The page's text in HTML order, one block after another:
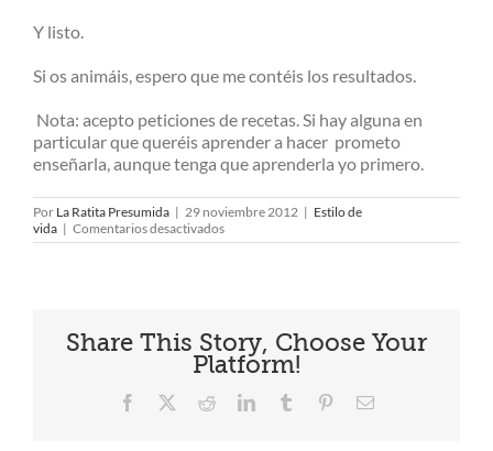
Y listo.
Si os animáis, espero que me contéis los resultados.
Nota: acepto peticiones de recetas. Si hay alguna en
particular que queréis aprender a hacer prometo
enseñarla, aunque tenga que aprenderla yo primero.
Por La Ratita Presumida | 29 noviembre 2012 | Estilo de
vida | Comentarios desactivadosen
Recetas
día:
Macarrones
con
chorizo
Share This Story, Choose Your
Platform!
Facebook RedditLinkedInTumblr PinterestCorreo